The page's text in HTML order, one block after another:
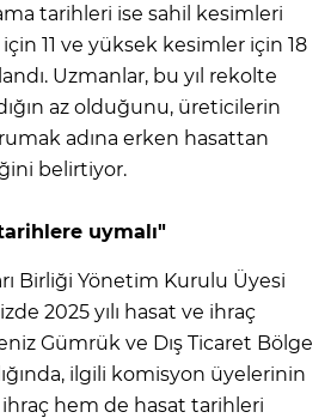
tarihleri ise sahil kesimleri
11 ve yüksek kesimler için 18
Uzmanlar, bu yıl rekolte
az olduğunu, üreticilerin
adına erken hasattan
belirtiyor.
uymalı"
Birliği Yönetim Kurulu Üyesi
2025 yılı hasat ve ihraç
Gümrük ve Dış Ticaret Bölge
ilgili komisyon üyelerinin
hem de hasat tarihleri